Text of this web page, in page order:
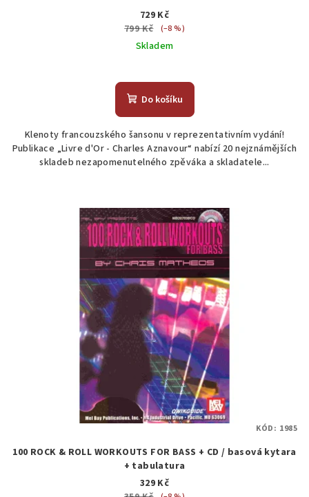
729 Kč
799 Kč
(–8 %)
Skladem
Do košíku
Klenoty francouzského šansonu v reprezentativním vydání!
Publikace „Livre d'Or - Charles Aznavour“ nabízí 20 nejznámějších
skladeb nezapomenutelného zpěváka a skladatele...
100 ROCK & ROLL WORKOUTS FOR BASS + CD / basová kytara
+ tabulatura
329 Kč
KÓD: 1985